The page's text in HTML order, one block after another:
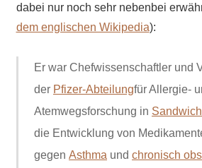
dabei nur noch sehr nebenbei
dem englischen Wikipedia):
Er war Chefwissenschaftler und
der Pfizer-Abteilungfür Allergie-
Atemwegsforschung in
die Entwicklung von
gegen Asthma und chronisch